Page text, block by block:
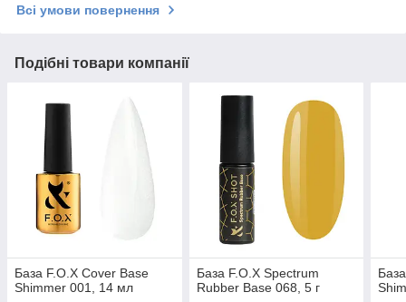
Всі умови повернення
Подібні товари компанії
База F.O.X Cover Base
Shimmer 001, 14 мл
База F.O.X Spectrum
Rubber Base 068, 5 г